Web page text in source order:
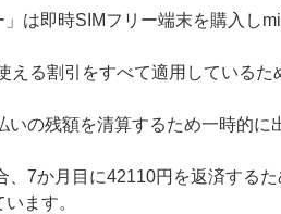
は即時SIMフリー端末を購入し
える割引をすべて適用しているた
いの残額を清算するため一時的に
、7か月目に42110円を返済する
ます。